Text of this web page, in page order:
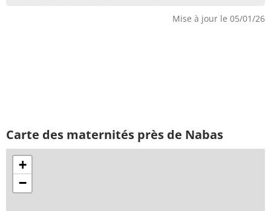
Mise à jour le 05/01/26
Carte des maternités près de Nabas
+
−